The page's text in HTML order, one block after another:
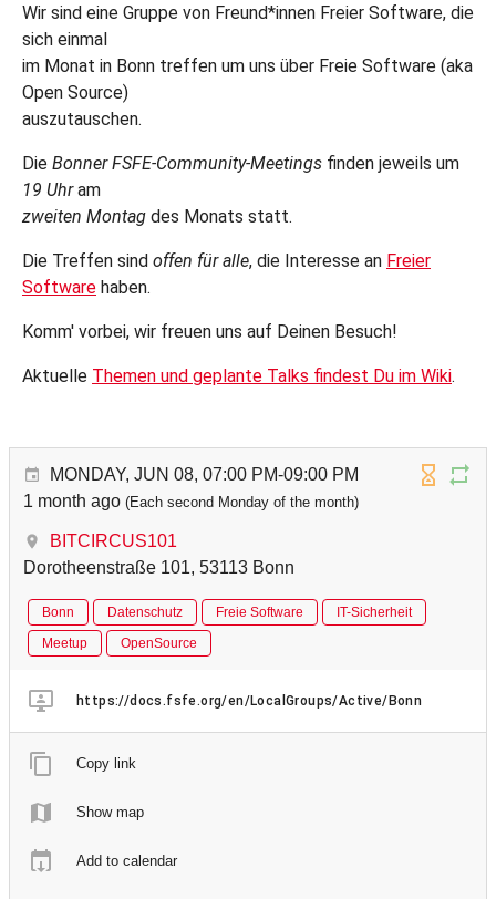
Wir sind eine Gruppe von Freund*innen Freier Software, die
sich einmal
im Monat in Bonn treffen um uns über Freie Software (aka
Open Source)
auszutauschen.
Die Bonner FSFE-Community-Meetings finden jeweils um
19 Uhram
zweiten Montag des Monats statt.
Die Treffen sind offen für alle, die Interesse an Freier
Software haben.
Komm' vorbei, wir freuen uns auf Deinen Besuch!
Aktuelle Themen und geplante Talks findest Du im Wiki.
MONDAY, JUN 08, 07:00 PM-09:00 PM
1 month ago (Each second Monday of the month)
BITCIRCUS101
Dorotheenstraße 101, 53113 Bonn
Bonn Datenschutz Freie Software
IT-Sicherheit
Meetup
OpenSource
https://docs.fsfe.org/en/LocalGroups/Active/Bonn
Copy link
Show map
Add to calendar